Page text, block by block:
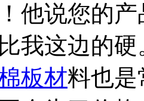
他说您的
我这边的
板材料也是